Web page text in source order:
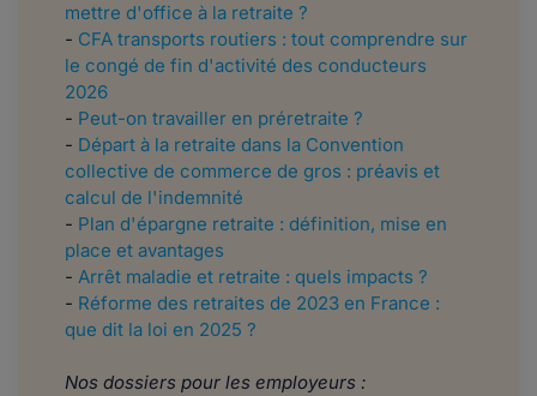
mettre d'office à la retraite ?
- CFA transports routiers : tout comprendre sur
le congé de fin d'activité des conducteurs
2026
- Peut-on travailler en préretraite ?
- Départ à la retraite dans la Convention
collective de commerce de gros : préavis et
calcul de l'indemnité
- Plan d'épargne retraite : définition, mise en
place et avantages
- Arrêt maladie et retraite : quels impacts ?
- Réforme des retraites de 2023 en France :
que dit la loi en 2025 ?
Nos dossiers pour les employeurs :